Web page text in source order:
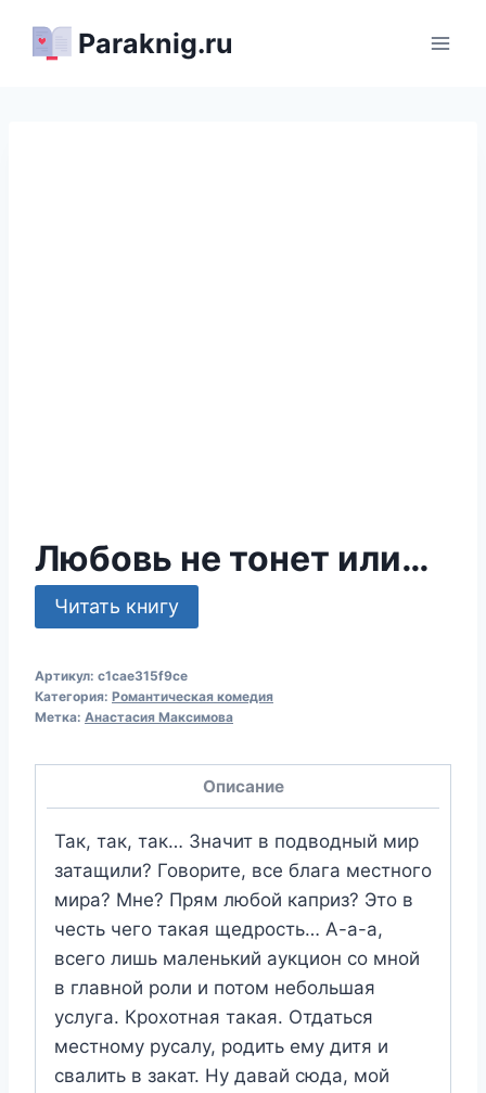
Paraknig.ru
Любовь не тонет или…
Читать книгу
Артикул: c1cae315f9ce
Категория: Романтическая комедия
Метка: Анастасия Максимова
Описание
Так, так, так… Значит в подводный мир
затащили? Говорите, все блага местного
мира? Мне? Прям любой каприз? Это в
честь чего такая щедрость… А-а-а,
всего лишь маленький аукцион со мной
в главной роли и потом небольшая
услуга. Крохотная такая. Отдаться
местному русалу, родить ему дитя и
свалить в закат. Ну давай сюда, мой